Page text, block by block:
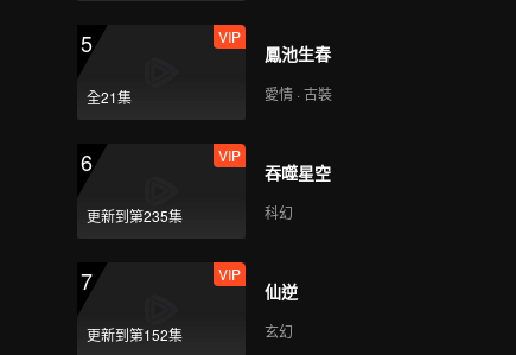
5
全21集
VIP
鳳池生春
愛情 · 古裝
6
更新到第235集
VIP
吞噬星空
科幻
7
更新到第152集
VIP
仙逆
玄幻